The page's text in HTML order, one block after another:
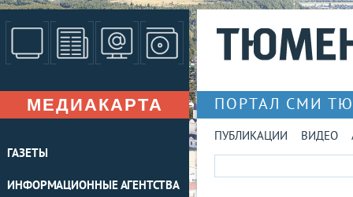
МЕДИАКАРТА
ГАЗЕТЫ
ИНФОРМАЦИОННЫЕ АГЕНТСТВА
ПОРТАЛ СМИ
ПУБЛИКАЦИИ ВИДЕО